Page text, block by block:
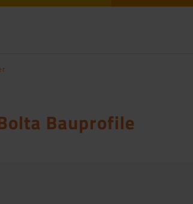
Bauprofile